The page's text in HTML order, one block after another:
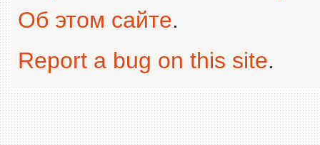
Об этом сайте.
Report a bug on this site.